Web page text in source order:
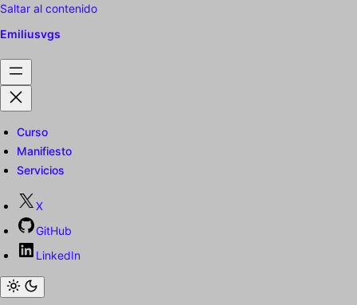
Saltar al contenido
Emiliusvgs
Curso
Manifiesto
Servicios
X
GitHub
LinkedIn